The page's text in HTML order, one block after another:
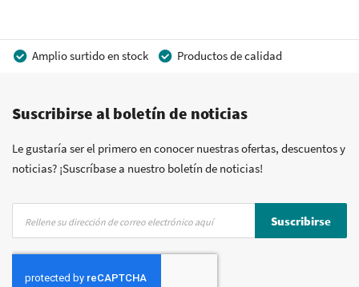
Amplio surtido en stock
Productos de calidad
Asesoramiento personal
Más de 40 años de experiencia
Suscribirse al boletín de noticias
Le gustaría ser el primero en conocer nuestras ofertas, descuentos y
noticias? ¡Suscríbase a nuestro boletín de noticias!
nuestro
boletín
Suscribirse